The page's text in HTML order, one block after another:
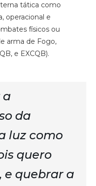
tática como
operacional e
físicos ou
arma de Fogo,
e EXCQB).
a
da
luz como
quero
e quebrar a